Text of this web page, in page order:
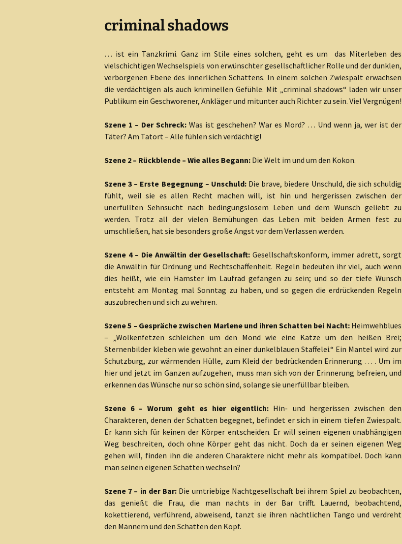
criminal shadows
… ist ein Tanzkrimi. Ganz im Stile eines solchen, geht es um das Miterleben des
vielschichtigen Wechselspiels von erwünschter gesellschaftlicher Rolle und der dunklen,
verborgenen Ebene des innerlichen Schattens. In einem solchen Zwiespalt erwachsen
die verdächtigen als auch kriminellen Gefühle. Mit „criminal shadows“ laden wir unser
Publikum ein Geschworener, Ankläger und mitunter auch Richter zu sein. Viel Vergnügen!
Szene 1 – Der Schreck: Was ist geschehen? War es Mord? … Und wenn ja, wer ist der
Täter? Am Tatort – Alle fühlen sich verdächtig!
Szene 2 – Rückblende – Wie alles Begann: Die Welt im und um den Kokon.
Szene 3 – Erste Begegnung – Unschuld:Die brave, biedere Unschuld, die sich schuldig
fühlt, weil sie es allen Recht machen will, ist hin und hergerissen zwischen der
unerfüllten Sehnsucht nach bedingungslosem Leben und dem Wunsch geliebt zu
werden. Trotz all der vielen Bemühungen das Leben mit beiden Armen fest zu
umschließen, hat sie besonders große Angst vor dem Verlassen werden.
Szene 4 – Die Anwältin der Gesellschaft: Gesellschaftskonform, immer adrett, sorgt
die Anwältin für Ordnung und Rechtschaffenheit. Regeln bedeuten ihr viel, auch wenn
dies heißt, wie ein Hamster im Laufrad gefangen zu sein; und so der tiefe Wunsch
entsteht am Montag mal Sonntag zu haben, und so gegen die erdrückenden Regeln
auszubrechen und sich zu wehren.
Szene 5 – Gespräche zwischen Marlene und ihren Schatten bei Nacht:Heimwehblues
– „Wolkenfetzen schleichen um den Mond wie eine Katze um den heißen Brei;
Sternenbilder kleben wie gewohnt an einer dunkelblauen Staffelei.“ Ein Mantel wird zur
Schutzburg, zur wärmenden Hülle, zum Kleid der bedrückenden Erinnerung … . Um im
hier und jetzt im Ganzen aufzugehen, muss man sich von der Erinnerung befreien, und
erkennen das Wünsche nur so schön sind, solange sie unerfüllbar bleiben.
Szene 6 – Worum geht es hier eigentlich: Hin- und hergerissen zwischen den
Charakteren, denen der Schatten begegnet, befindet er sich in einem tiefen Zwiespalt.
Er kann sich für keinen der Körper entscheiden. Er will seinen eigenen unabhängigen
Weg beschreiten, doch ohne Körper geht das nicht. Doch da er seinen eigenen Weg
gehen will, finden ihn die anderen Charaktere nicht mehr als kompatibel. Doch kann
man seinen eigenen Schatten wechseln?
Szene 7 – in der Bar: Die umtriebige Nachtgesellschaft bei ihrem Spiel zu beobachten,
das genießt die Frau, die man nachts in der Bar trifft. Lauernd, beobachtend,
kokettierend, verführend, abweisend, tanzt sie ihren nächtlichen Tango und verdreht
den Männern und den Schatten den Kopf.